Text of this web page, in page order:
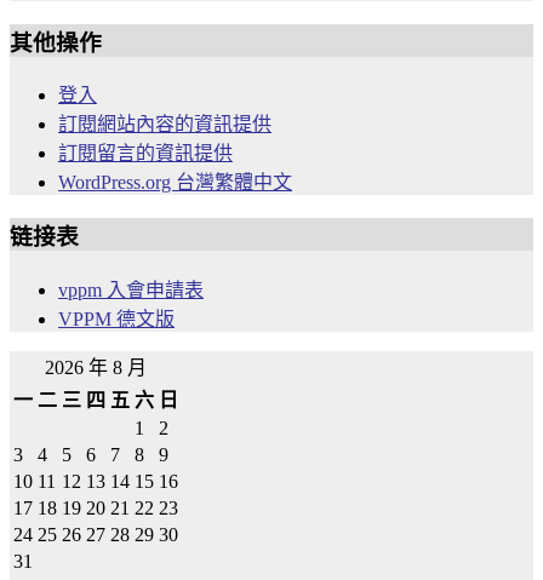
其他操作
登入
訂閱網站內容的資訊提供
訂閱留言的資訊提供
WordPress.org 台灣繁體中文
链接表
vppm 入會申請表
VPPM 德文版
2026 年 8 月
一 二 三 四 五 六 日
1
2
3
4 5 6 7 8
9
10 11 12 13 14 15 16
17 18 19 20 21 22 23
24 25 26 27 28 29 30
31